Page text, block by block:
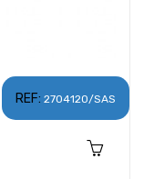
REF: 2704120/SAS